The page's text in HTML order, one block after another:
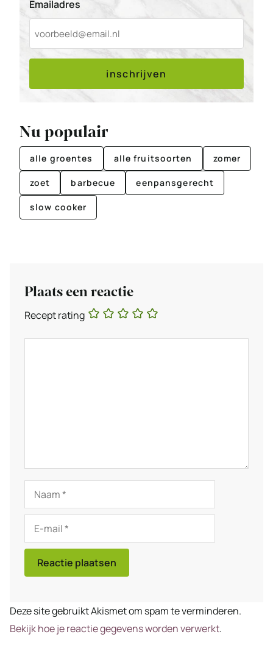
Emailadres
inschrijven
Nu populair
alle groentes alle fruitsoorten zomer
zoet barbecue eenpansgerecht
slow cooker
Plaats een reactie
Recept rating
Naam
mail
Deze site gebruikt Akismet om spam te verminderen.
Bekijk hoe je reactie gegevens worden verwerkt.